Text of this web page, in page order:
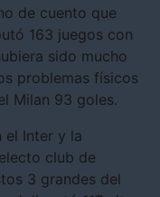
de cuento que
163 juegos con
sido mucho
problemas físicos
Milan 93 goles.
el Inter y la
club de
3 grandes del